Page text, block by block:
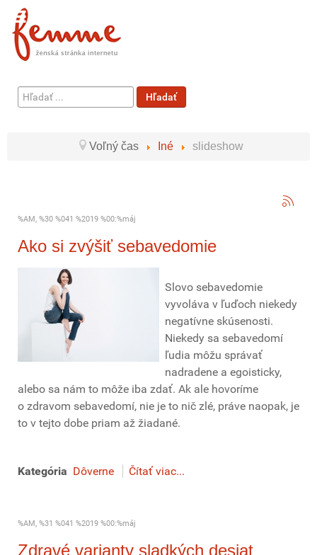
Hľadať
...
Hľadať
Voľný čas Iné slideshow
%AM, %30 %041 %2019 %00:%máj
Ako si zvýšiť sebavedomie
Slovo sebavedomie
vyvoláva v ľuďoch niekedy
negatívne skúsenosti.
Niekedy sa sebavedomí
ľudia môžu správať
nadradene a egoisticky,
alebo sa nám to môže iba zdať. Ak ale hovoríme
o zdravom sebavedomí, nie je to nič zlé, práve naopak, je
to v tejto dobe priam až žiadané.
Kategória Dôverne Čítať viac...
%AM, %31 %041 %2019 %00:%máj
Zdravé varianty sladkých desiat